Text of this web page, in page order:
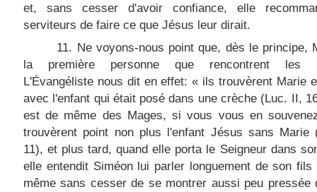
et, sans cesser d'avoir confiance, elle
serviteurs de faire ce que Jésus leur dirait.
11. Ne voyons-nous point que, dès le principe,
la première personne que rencontrent les
L'Évangéliste nous dit en effet: « ils trouvèrent Marie
avec l'enfant qui était posé dans une crèche (Luc. II,
est de même des Mages, si vous vous en
trouvèrent point non plus l'enfant Jésus sans Marie
11), et plus tard, quand elle porta le Seigneur dans
elle entendit Siméon lui parler longuement de son fils
même sans cesser de se montrer aussi peu pressée